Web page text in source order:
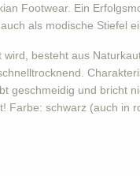
Footwear. Ein
als modische Stiefel
besteht aus
und bricht
Farbe: schwarz (auch in